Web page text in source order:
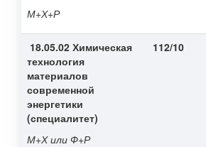
М+Х+Р
18.05.02 Химическая
технология
материалов
современной
энергетики
(специалитет)
М+Х или Ф+Р
112/10